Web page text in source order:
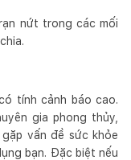
nứt trong các mối
tính cảnh báo cao.
gia phong thủy,
vấn đề sức khỏe
bạn. Đặc biệt nếu